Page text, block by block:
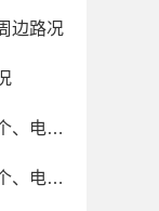
边路况
麦积区驾考考场查询、地点、有几个、电话、上班时间
清丰县驾考考场查询、地点、有几个、电话、上班时间